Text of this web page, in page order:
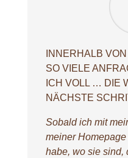
INNERHALB
SO VIELE
ICH VOLL … DIE
NÄCHSTE
Sobald ich mit
meiner
habe, wo sie sind,